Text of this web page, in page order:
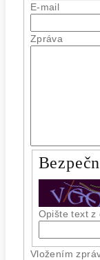
E-mail
Zpráva
Opište text z
Vložením